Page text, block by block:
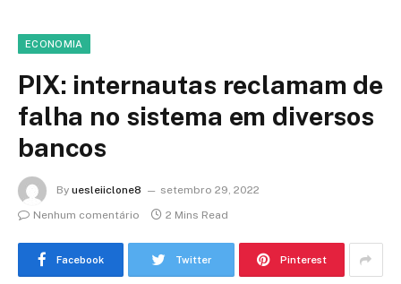
ECONOMIA
PIX: internautas reclamam de
falha no sistema em diversos
bancos
By uesleiiclone8
setembro 29, 2022
Nenhum comentário
2 Mins Read
Facebook Twitter Pinterest